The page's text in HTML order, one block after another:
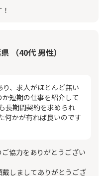
（40代 男性）
、求人がほとんど無い
短期の仕事を紹介して
長期間契約を求められ
何かが有れば良いのです
ご協力をありがとうござい
しましてありがとうござ